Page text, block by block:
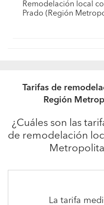
Remodelación local
Prado (Región
Tarifas de
Región
¿Cuáles son las
de remodelación
La tarifa